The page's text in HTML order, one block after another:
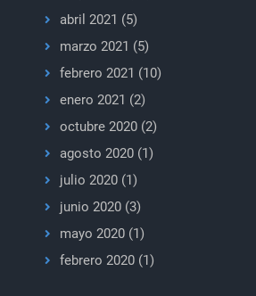
abril 2021 (5)
marzo 2021 (5)
febrero 2021 (10)
enero 2021 (2)
octubre 2020(2)
agosto 2020(1)
julio 2020(1)
junio 2020(3)
mayo 2020(1)
febrero 2020(1)